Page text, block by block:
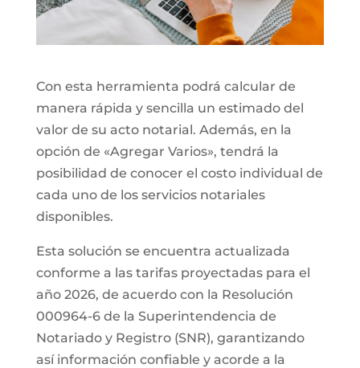
Con esta herramienta podrá calcular de
manera rápida y sencilla un estimado del
valor de su acto notarial. Además, en la
opción de «Agregar Varios», tendrá la
posibilidad de conocer el costo individual de
cada uno de los servicios notariales
disponibles.
Esta solución se encuentra actualizada
conforme a las tarifas proyectadas para el
año 2026, de acuerdo con la Resolución
000964-6 de la Superintendencia de
Notariado y Registro (SNR), garantizando
así información confiable y acorde a la